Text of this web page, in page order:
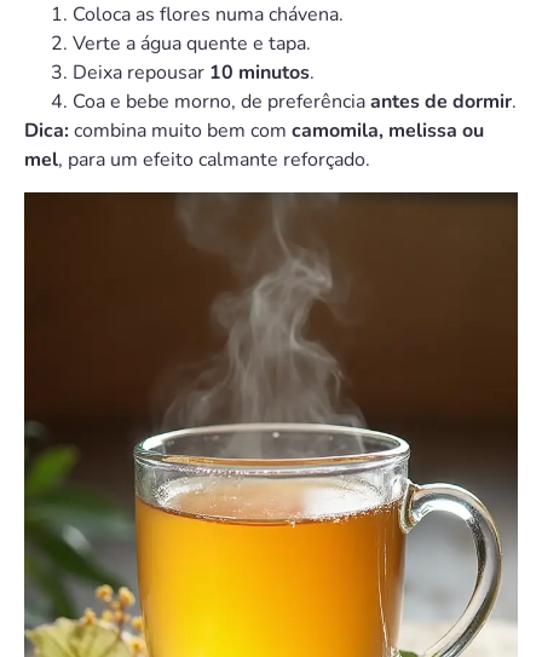
Coloca as flores numa chávena.
Verte a água quente e tapa.
Deixa repousar 10 minutos.
Coa e bebe morno, de preferênciaantes de dormir.
Dica:combina muito bem com camomila, melissa ou
mel, para um efeito calmante reforçado.